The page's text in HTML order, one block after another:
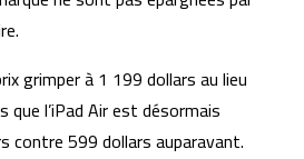
grimper à 1 199 dollars au lieu
l’iPad Air est désormais
contre 599 dollars auparavant.